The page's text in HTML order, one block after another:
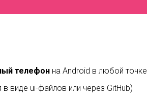
телефон на Android в любой точке
виде ui-файлов или через GitHub)